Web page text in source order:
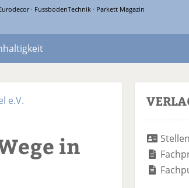
· FussbodenTechnik · Parkett Magazin
e.V.
in